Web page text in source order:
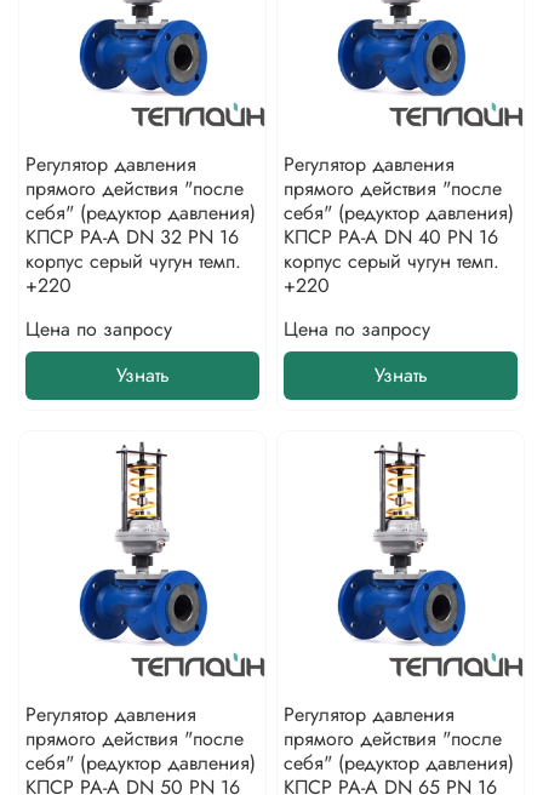
Регулятор давления
прямого действия "после
себя" (редуктор давления)
КПСР РА-А DN 32 PN 16
корпус серый чугун темп.
+220
Цена по запросу
Узнать
Регулятор давления
прямого действия "после
себя" (редуктор давления)
КПСР РА-А DN 40 PN 16
корпус серый чугун темп.
+220
Цена по запросу
Узнать
Регулятор давления
прямого действия "после
себя" (редуктор давления)
КПСР РА-А DN 50 PN 16
Регулятор давления
прямого действия "после
себя" (редуктор давления)
КПСР РА-А DN 65 PN 16